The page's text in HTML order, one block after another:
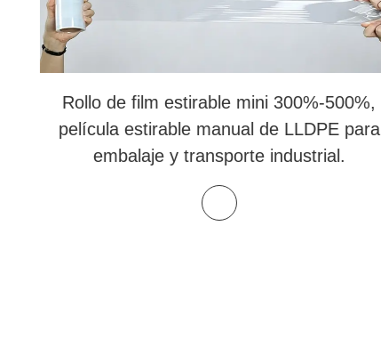
Rollo de film estirable mini 300%-500%,
película estirable manual de LLDPE para
embalaje y transporte industrial.